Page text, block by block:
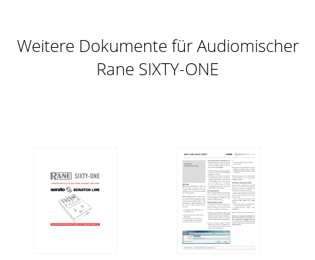
Weitere Dokumente für Audiomischer
Rane SIXTY-ONE